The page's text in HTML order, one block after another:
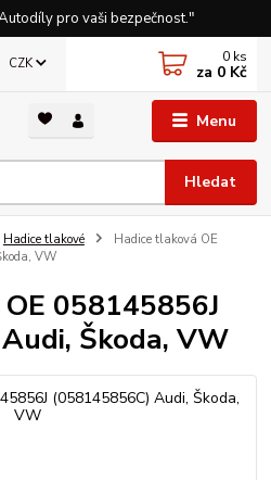
pro vaši bezpečnost."
Menu
CZK
Hledat
0 ks
za 0 Kč
Hadice tlakové
Hadice tlaková OE
VW
058145856J
Škoda, VW